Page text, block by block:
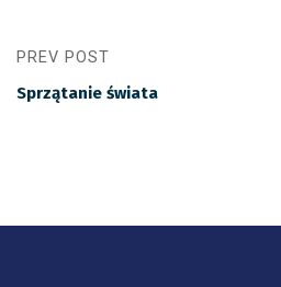
PREV POST
Sprzątanie świata